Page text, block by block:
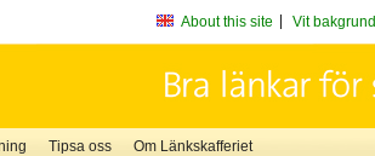
About this site Vit bakgrund
Tipsa oss Om Länkskafferiet